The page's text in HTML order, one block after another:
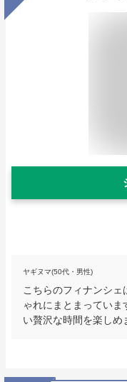
ヤギヌマ(50代・男性)
こちらのフィナンシ
ゃれにまとまってい
い贅沢な時間を楽しめ